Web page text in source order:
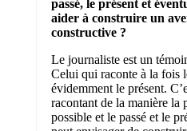
passé, le présent et
aider à construire un
constructive ?
Le journaliste est un
Celui qui raconte à la fois
évidemment le présent.
racontant de la manière la
possible et le passé et le